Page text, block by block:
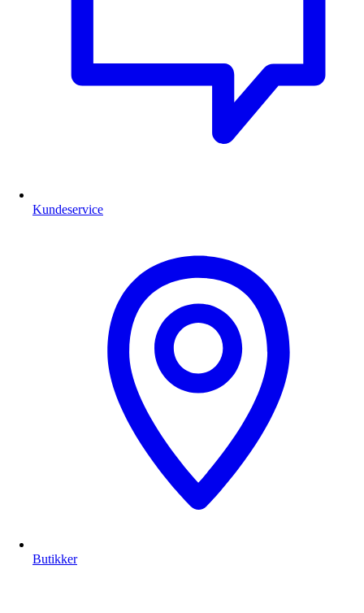
Kundeservice
Butikker